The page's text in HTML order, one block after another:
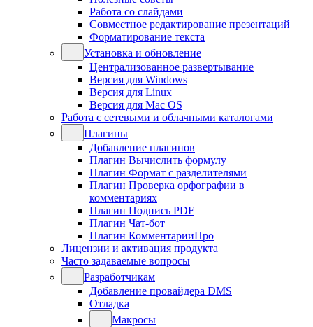
Работа со слайдами
Совместное редактирование презентаций
Форматирование текста
Установка и обновление
Централизованное развертывание
Версия для Windows
Версия для Linux
Версия для Mac OS
Работа с сетевыми и облачными каталогами
Плагины
Добавление плагинов
Плагин Вычислить формулу
Плагин Формат с разделителями
Плагин Проверка орфографии в
комментариях
Плагин Подпись PDF
Плагин Чат-бот
Плагин КомментарииПро
Лицензии и активация продукта
Часто задаваемые вопросы
Разработчикам
Добавление провайдера DMS
Отладка
Макросы